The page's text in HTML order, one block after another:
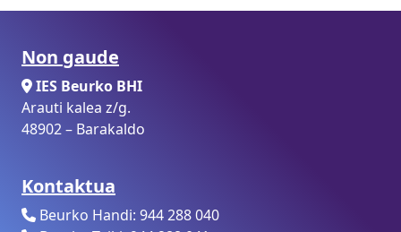
Non gaude
IES Beurko BHI
Arauti kalea z/g.
48902 – Barakaldo
Kontaktua
Beurko Handi: 944 288 040